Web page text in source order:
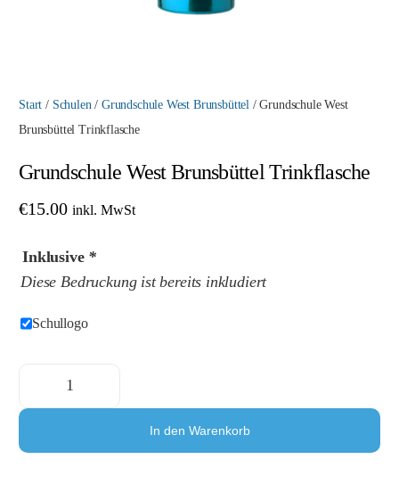
Start / Schulen/ Grundschule West Brunsbüttel/ Grundschule West
Brunsbüttel Trinkflasche
Grundschule West Brunsbüttel Trinkflasche
€15.00 inkl. MwSt
Inklusive *
Diese Bedruckung ist bereits inkludiert
Schullogo
In den Warenkorb